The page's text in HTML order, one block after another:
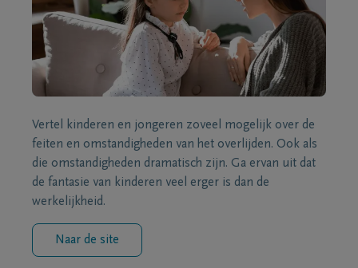
Vertel kinderen en jongeren zoveel mogelijk over de
feiten en omstandigheden van het overlijden. Ook als
die omstandigheden dramatisch zijn. Ga ervan uit dat
de fantasie van kinderen veel erger is dan de
werkelijkheid.
Naar de site